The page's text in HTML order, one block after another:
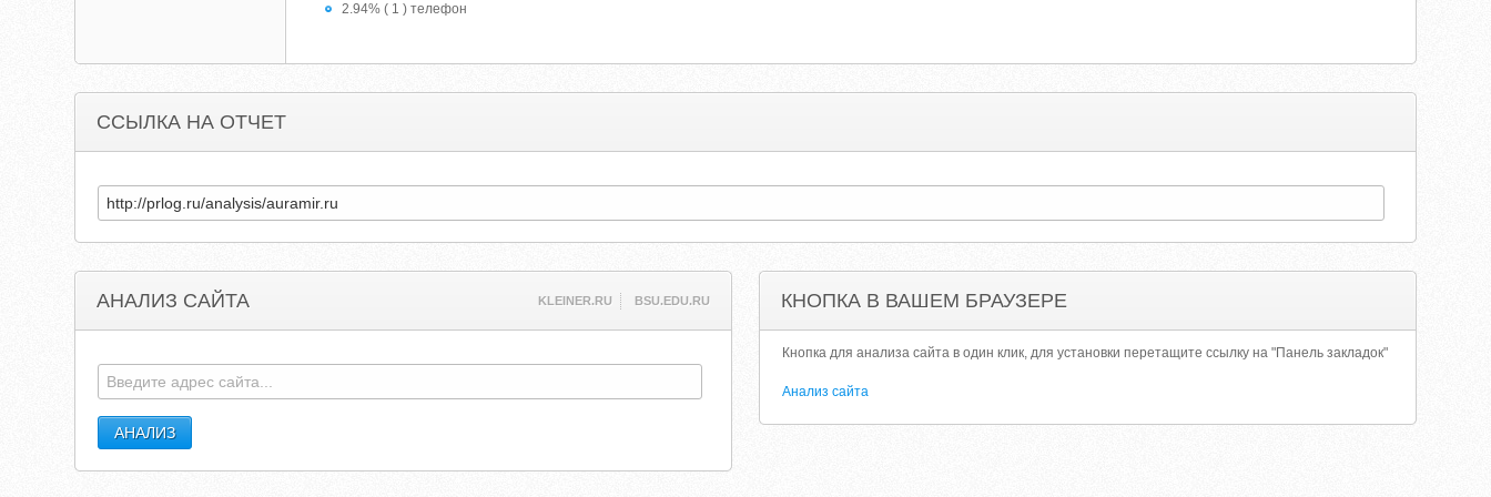
2.94% ( 1 ) телефон
ССЫЛКА НА ОТЧЕТ
АНАЛИЗ САЙТА KLEINER.RU BSU.EDU.RU КНОПКА В ВАШЕМ БРАУЗЕРЕ
Кнопка для анализа сайта в один клик, для установки перетащите ссылку на "Панель закладок"
Анализ сайта